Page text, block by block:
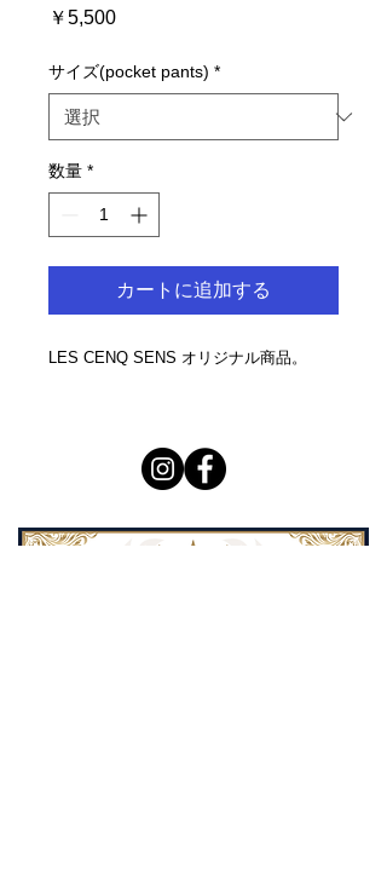
￥5,500価
サイズ(pocket pants) *
数量 *
カートに追加する
LES CENQ SENS オリジナル商品。